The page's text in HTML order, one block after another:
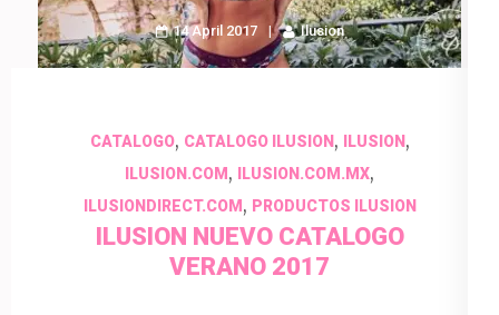
14 April 2017 Ilusion
CATALOGO, CATALOGO ILUSION, ILUSION,
ILUSION.COM , ILUSION.COM.MX,
ILUSIONDIRECT.COM , PRODUCTOS ILUSION
ILUSION NUEVO CATALOGO
VERANO 2017